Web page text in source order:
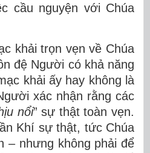
cầu nguyện với Chúa
khải trọn vẹn về Chúa
đệ Người có khả năng
khải ấy hay không là
xác nhận rằng các
nổi” sự thật toàn vẹn.
Khí sự thật, tức Chúa
– nhưng không phải để